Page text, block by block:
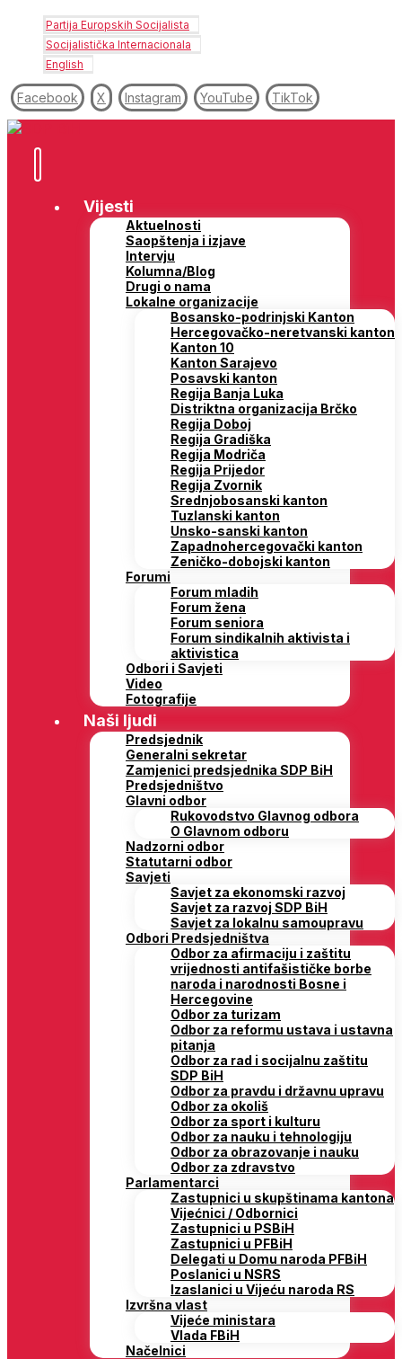
Partija Europskih Socijalista
Socijalistička Internacionala
English
Facebook X Instagram YouTube TikTok
Vijesti
Aktuelnosti
Saopštenja i izjave
Intervju
Kolumna/Blog
Drugi o nama
Lokalne organizacije
Bosansko-podrinjski Kanton
Hercegovačko-neretvanski kanton
Kanton 10
Kanton Sarajevo
Posavski kanton
Regija Banja Luka
Distriktna organizacija Brčko
Regija Doboj
Regija Gradiška
Regija Modriča
Regija Prijedor
Regija Zvornik
Srednjobosanski kanton
Tuzlanski kanton
Unsko-sanski kanton
Zapadnohercegovački kanton
Zeničko-dobojski kanton
Forumi
Forum mladih
Forum žena
Forum seniora
Forum sindikalnih aktivista i
aktivistica
Odbori i Savjeti
Video
Fotografije
Naši ljudi
Predsjednik
Generalni sekretar
Zamjenici predsjednika SDP BiH
Predsjedništvo
Glavni odbor
Rukovodstvo Glavnog odbora
O Glavnom odboru
Nadzorni odbor
Statutarni odbor
Savjeti
Savjet za ekonomski razvoj
Savjet za razvoj SDP BiH
Savjet za lokalnu samoupravu
Odbori Predsjedništva
Odbor za afirmaciju i zaštitu
vrijednosti antifašističke borbe
naroda i narodnosti Bosne i
Hercegovine
Odbor za turizam
Odbor za reformu ustava i ustavna
pitanja
Odbor za rad i socijalnu zaštitu
SDP BiH
Odbor za pravdu i državnu upravu
Odbor za okoliš
Odbor za sport i kulturu
Odbor za nauku i tehnologiju
Odbor za obrazovanje i nauku
Odbor za zdravstvo
Parlamentarci
Zastupnici u skupštinama kantona
Vijećnici / Odbornici
Zastupnici u PSBiH
Zastupnici u PFBiH
Delegati u Domu naroda PFBiH
Poslanici u NSRS
Izaslanici u Vijeću naroda RS
Izvršna vlast
Vijeće ministara
Vlada FBiH
Načelnici